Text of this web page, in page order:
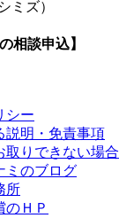
ミズ）
相談申込】
シー
説明・免責事項
取りできない場合
のブログ
所
のＨＰ